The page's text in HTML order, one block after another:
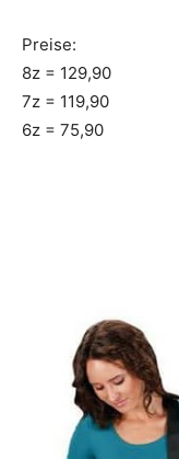
Preise:
8z = 129,90
7z = 119,90
6z = 75,90